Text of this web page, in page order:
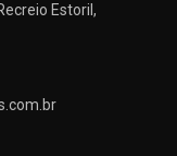
Estoril,